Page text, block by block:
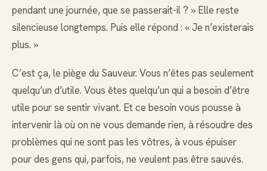
pendant une journée, que se passerait-il ? » Elle reste
silencieuse longtemps. Puis elle répond : « Je n’existerais
plus. »
C’est ça, le piège du Sauveur. Vous n’êtes pas seulement
quelqu’un d’utile. Vous êtes quelqu’un qui a besoin d’être
utile pour se sentir vivant. Et ce besoin vous pousse à
intervenir là où on ne vous demande rien, à résoudre des
problèmes qui ne sont pas les vôtres, à vous épuiser
pour des gens qui, parfois, ne veulent pas être sauvés.